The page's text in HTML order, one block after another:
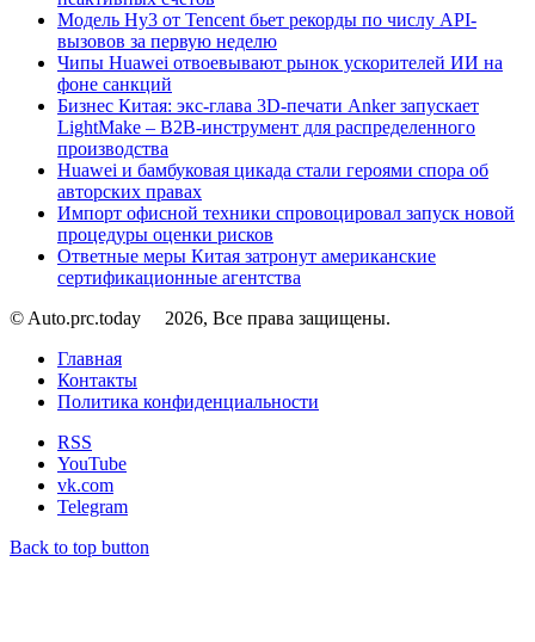
Модель Hy3 от Tencent бьет рекорды по числу API-
вызовов за первую неделю
Чипы Huawei отвоевывают рынок ускорителей ИИ на
фоне санкций
Бизнес Китая: экс-глава 3D-печати Anker запускает
LightMake – B2B-инструмент для распределенного
производства
Huawei и бамбуковая цикада стали героями спора об
авторских правах
Импорт офисной техники спровоцировал запуск новой
процедуры оценки рисков
Ответные меры Китая затронут американские
сертификационные агентства
© Auto.prc.today
2026, Все права защищены.
Главная
Контакты
Политика конфиденциальности
RSS
YouTube
vk.com
Telegram
Back to top button